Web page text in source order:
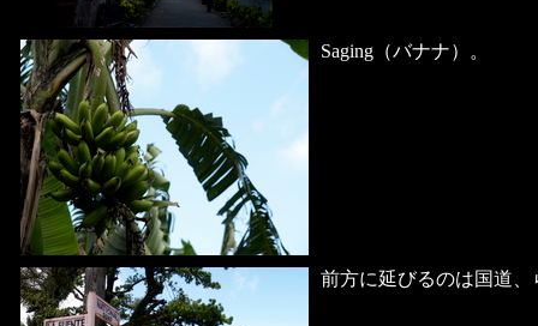
Saging（バナナ）。
前方に延びるのは国道、